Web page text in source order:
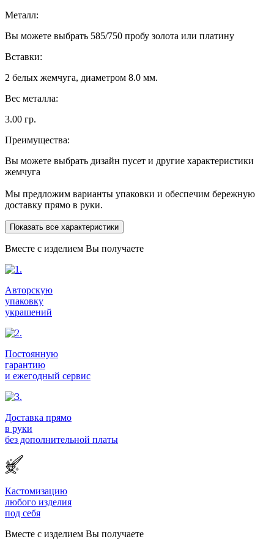
Металл:
Вы можете выбрать 585/750 пробу золота или платину
Вставки:
2 белых жемчуга, диаметром 8.0 мм.
Вес металла:
3.00 гр.
Преимущества:
Вы можете выбрать дизайн пусет и другие характеристики
жемчуга
Мы предложим варианты упаковки и обеспечим бережную
доставку прямо в руки.
Показать все характеристики
Вместе с изделием Вы получаете
Авторскую
упаковку
украшений
Постоянную
гарантию
и ежегодный сервис
Доставка прямо
в руки
без дополнительной платы
Кастомизацию
любого изделия
под себя
Вместе с изделием Вы получаете